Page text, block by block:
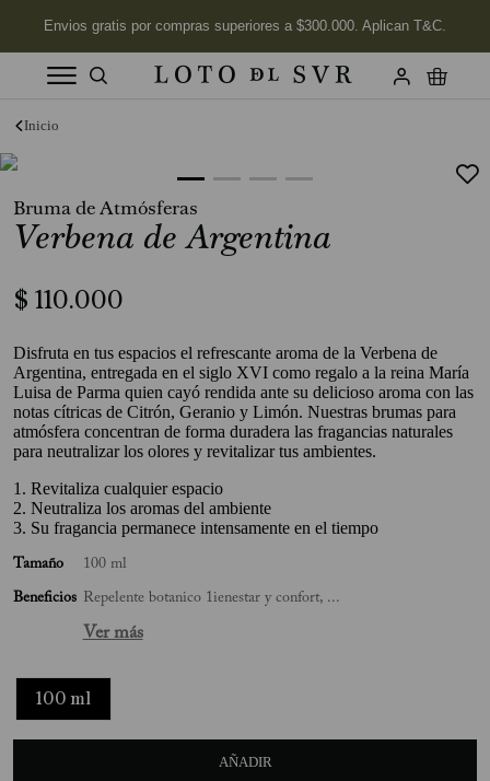
Bruma de Atmósferas
Verbena de Argentina
$ 110.000
Disfruta en tus espacios el refrescante aroma de la Verbena de
Argentina, entregada en el siglo XVI como regalo a la reina María
Luisa de Parma quien cayó rendida ante su delicioso aroma con las
notas cítricas de Citrón, Geranio y Limón. Nuestras brumas para
atmósfera concentran de forma duradera las fragancias naturales
para neutralizar los olores y revitalizar tus ambientes.
1. Revitaliza cualquier espacio
2. Neutraliza los aromas del ambiente
3. Su fragancia permanece intensamente en el tiempo
Tamaño 100 ml
Beneficios Repelente botanico 1ienestar y confort, ...
Ver más
100 ml
AÑADIR
Términos más buscados
2. Labios
3 Jabon
4
6. Kits
7. Jabón Cuerpo
8. Desodorante
10. Jabon Liquido